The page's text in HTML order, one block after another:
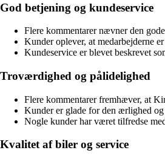
God betjening og kundeservice
Flere kommentarer nævner den
Kunder oplever, at medarbejderne
Kundeservice er blevet beskrevet
Troværdighed og pålidelighed
Flere kommentarer fremhæver, at
Kunder er glade for den ærlighed
Nogle kunder har været tilfredse
Kvalitet af biler og service